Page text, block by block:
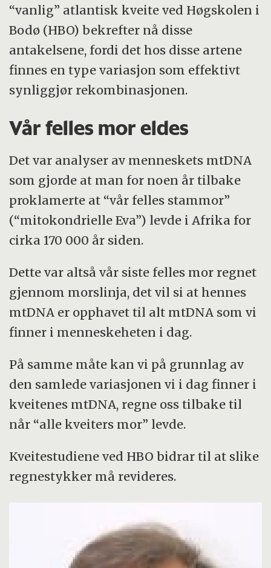
“vanlig” atlantisk kveite ved Høgskolen i
Bodø (HBO) bekrefter nå disse
antakelsene, fordi det hos disse artene
finnes en type variasjon som effektivt
synliggjør rekombinasjonen.
Vår felles mor eldes
Det var analyser av menneskets mtDNA
som gjorde at man for noen år tilbake
proklamerte at “vår felles stammor”
(“mitokondrielle Eva”) levde i Afrika for
cirka 170 000 år siden.
Dette var altså vår siste felles mor regnet
gjennom morslinja, det vil si at hennes
mtDNA er opphavet til alt mtDNA som vi
finner i menneskeheten i dag.
På samme måte kan vi på grunnlag av
den samlede variasjonen vi i dag finner i
kveitenes mtDNA, regne oss tilbake til
når “alle kveiters mor” levde.
Kveitestudiene ved HBO bidrar til at slike
regnestykker må revideres.